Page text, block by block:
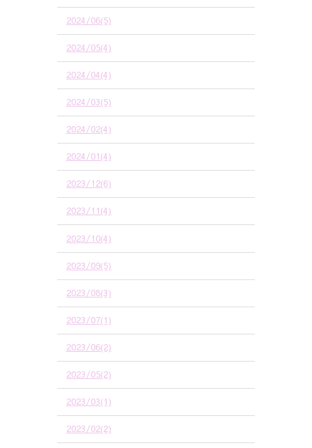
2024/06(5)
2024/05(4)
2024/04(4)
2024/03(5)
2024/02(4)
2024/01(4)
2023/12(6)
2023/11(4)
2023/10(4)
2023/09(5)
2023/08(3)
2023/07(1)
2023/06(2)
2023/05(2)
2023/03(1)
2023/02(2)